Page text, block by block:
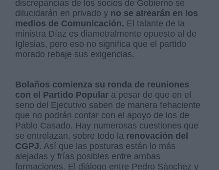
discrepancias de los socios de Gobierno se
dilucidarán en privado y no se airearán en los
medios de Comunicación. El talante de la
ministra Díaz es diametralmente opuesto al de
Iglesias, pero eso no significa que el partido
morado rebaje sus exigencias.
Bolaños comienza su ronda de reuniones
con el Partido Popular a pesar de que en el
seno del Ejecutivo saben de manera fehaciente
que no podrán contar con el apoyo de los de
Pablo Casado. Hay numerosas cuestiones que
se entrelazan, sobre todo la renovación del
CGPJ. Así que las posturas están lo más
alejadas y frías posibles entre ambas
formaciones. El diálogo entre Pedro Sánchez y